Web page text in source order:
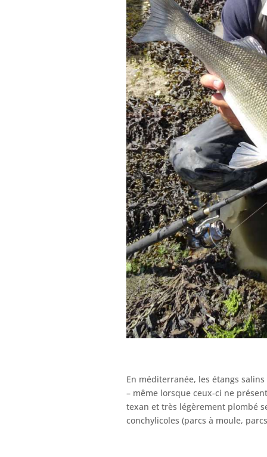
En méditerranée, les étangs
– même lorsque ceux-ci ne
texan et très légèrement plombé
conchylicoles (parcs à moule,